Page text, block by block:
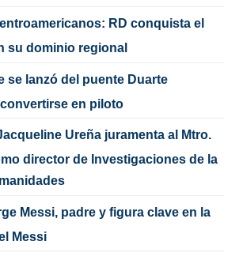
RD conquista el
su dominio regional
se lanzó del puente Duarte
en piloto
Ureña juramenta al Mtro.
director de Investigaciones de la
Messi, padre y figura clave en la
Messi